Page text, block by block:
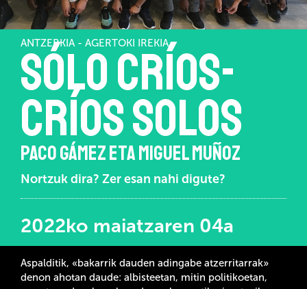
ANTZERKIA - AGERTOKI IREKIA
SÓLO CRÍOS-
CRÍOS SOLOS
PACO GÁMEZ ETA MIGUEL MUÑOZ
Nortzuk dira? Zer esan nahi digute?
2022ko maiatzaren 04a
Aspalditik, «bakarrik dauden adingabe atzerritarrak»
denon ahotan daude: albisteetan, mitin politikoetan,